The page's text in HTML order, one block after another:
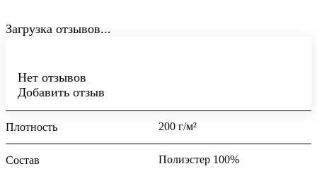
Загрузка отзывов...
Нет отзывов
Добавить отзыв
Плотность 200 г/м²
Состав Полиэстер 100%